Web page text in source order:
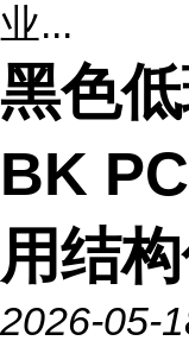
业...
黑色
BK
用结
2026-05-